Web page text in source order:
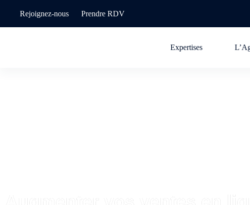
Rejoignez-nous Prendre RDV
Expertises